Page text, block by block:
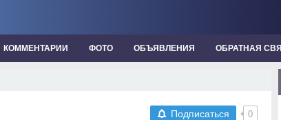
КОММЕНТАРИИ ФОТО ОБЪЯВЛЕНИЯ ОБРАТНАЯ
Подписаться 0